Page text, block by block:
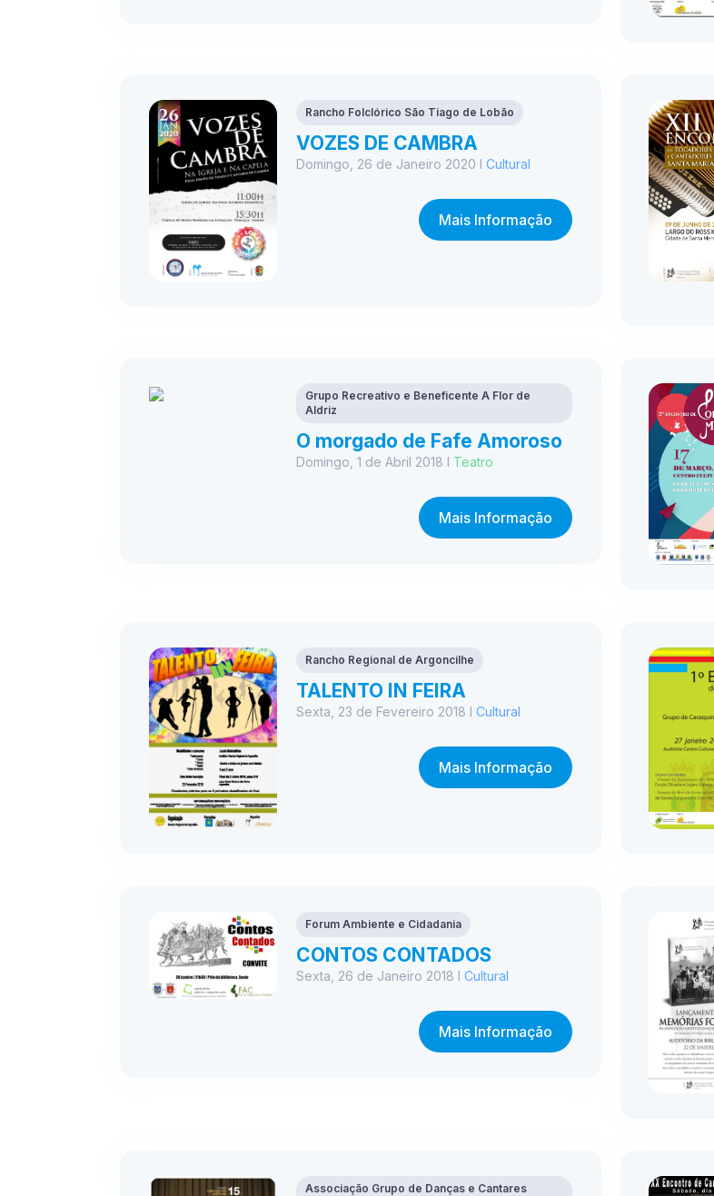
Rancho Folclórico São Tiago de Lobão
VOZES DE CAMBRA
Domingo, 26 de Janeiro 2020 I Cultural
Mais Informação
Grupo Recreativo e Beneficente A Flor de
Aldriz
O morgado de Fafe Amoroso
Domingo, 1 de Abril 2018 I Teatro
Mais Informação
Rancho Regional de Argoncilhe
TALENTO IN FEIRA
Sexta, 23 de Fevereiro 2018 I Cultural
Mais Informação
Forum Ambiente e Cidadania
CONTOS CONTADOS
Sexta, 26 de Janeiro 2018 I Cultural
Mais Informação
Associação Grupo de Danças e Cantares